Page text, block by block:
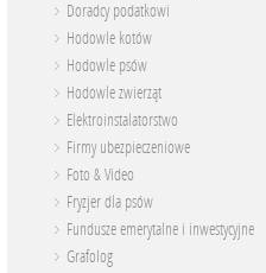
Doradcy podatkowi
Hodowle kotów
Hodowle psów
Hodowle zwierząt
Elektroinstalatorstwo
Firmy ubezpieczeniowe
Foto & Video
Fryzjer dla psów
Fundusze emerytalne i inwestycyjne
Grafolog